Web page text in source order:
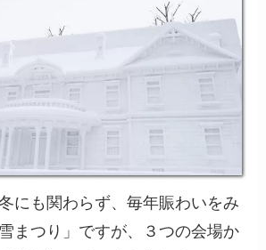
にも関わらず、毎年賑わいをみ
まつり」ですが、３つの会場か